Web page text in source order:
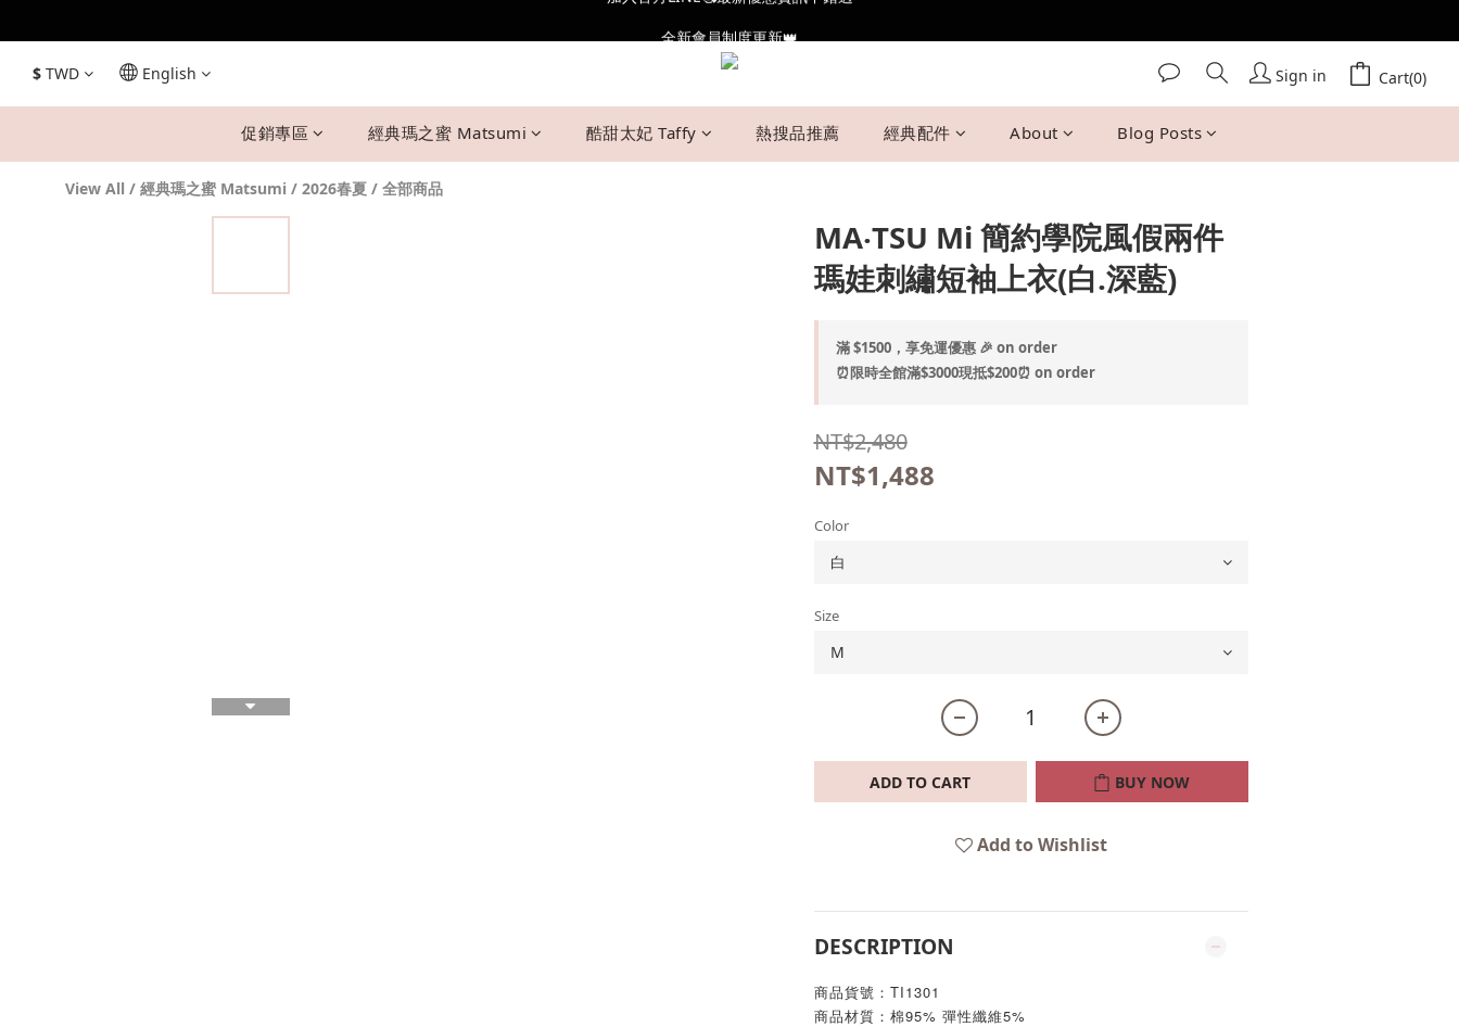
加入官方LINE🥰最新優惠資訊不錯過
全新會員制度更新👑
$ TWD English Sign in Cart(0)
促銷專區 經典瑪之蜜 Matsumi 酷甜太妃 Taffy 熱搜品推薦 經典配件 About Blog Posts
View All / 經典瑪之蜜 Matsumi / 2026春夏 / 全部商品
MA‧TSU Mi 簡約學院風假兩件
瑪娃刺繡短袖上衣(白.深藍)
滿 $1500，享免運優惠 🎉 on order
⏰限時全館滿$3000現抵$200⏰ on order
NT$2,480
NT$1,488
Color
Size
ADD TO CART BUY NOW
Add to Wishlist
DESCRIPTION
商品貨號：TI1301
商品材質：棉95% 彈性纖維5%
BUY NOW